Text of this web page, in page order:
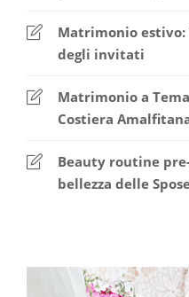
Matrimonio estivo:
degli invitati
Matrimonio a
Costiera
Beauty routine
bellezza delle